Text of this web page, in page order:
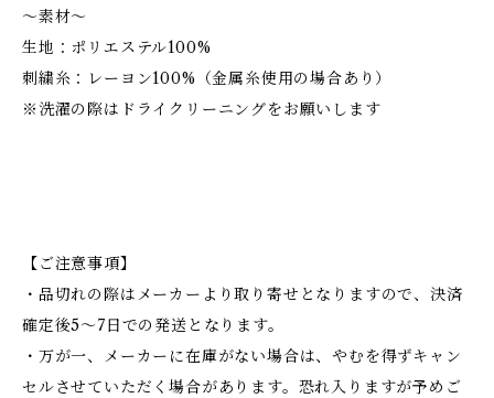
～素材～
生地：ポリエステル100%
刺繍糸：レーヨン100%（金属糸使用の場合あり）
※洗濯の際はドライクリーニングをお願いします
【ご注意事項】
・品切れの際はメーカーより取り寄せとなりますので、決済
確定後5～7日での発送となります。
・万が一、メーカーに在庫がない場合は、やむを得ずキャン
セルさせていただく場合があります。恐れ入りますが予めご